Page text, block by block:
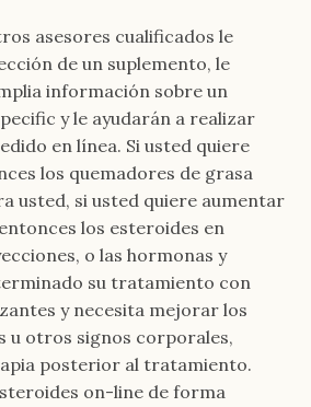
asesores cualificados le
de un suplemento, le
información sobre un
y le ayudarán a realizar
en línea. Si usted quiere
los quemadores de grasa
usted, si usted quiere aumentar
los esteroides en
o las hormonas y
su tratamiento con
y necesita mejorar los
u otros signos corporales,
posterior al tratamiento.
on-line de forma